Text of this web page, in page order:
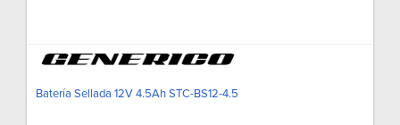
Batería Sellada 12V 4.5Ah STC-BS12-4.5